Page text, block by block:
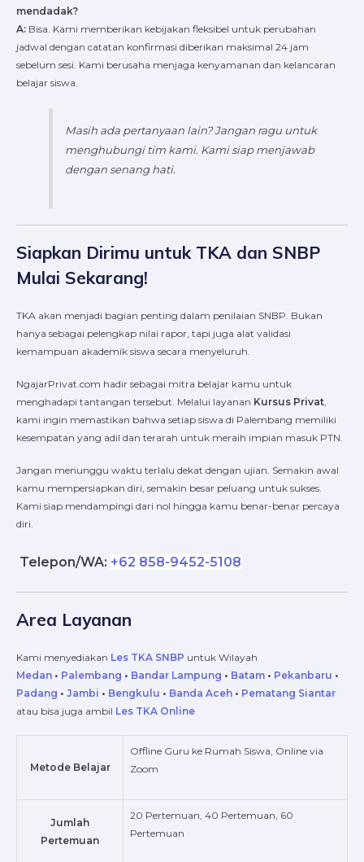
mendadak?
A: Bisa. Kami memberikan kebijakan fleksibel untuk perubahan
jadwal dengan catatan konfirmasi diberikan maksimal 24 jam
sebelum sesi. Kami berusaha menjaga kenyamanan dan kelancaran
belajar siswa.
Masih ada pertanyaan lain? Jangan ragu untuk
menghubungi tim kami. Kami siap menjawab
dengan senang hati.
Siapkan Dirimu untuk TKA dan SNBP
Mulai Sekarang!
TKA akan menjadi bagian penting dalam penilaian SNBP. Bukan
hanya sebagai pelengkap nilai rapor, tapi juga alat validasi
kemampuan akademik siswa secara menyeluruh.
NgajarPrivat.com hadir sebagai mitra belajar kamu untuk
menghadapi tantangan tersebut. Melalui layanan Kursus Privat
kami ingin memastikan bahwa setiap siswa di Palembang memiliki
kesempatan yang adil dan terarah untuk meraih impian masuk PTN.
Jangan menunggu waktu terlalu dekat dengan ujian. Semakin awal
kamu mempersiapkan diri, semakin besar peluang untuk sukses.
Kami siap mendampingi dari nol hingga kamu benar-benar percaya
diri.
Telepon/WA: +62 858-9452-5108
Area Layanan
Kami menyediakan Les TKA SNBP untuk Wilayah
Medan • Palembang • Bandar Lampung • Batam • Pekanbaru •
Padang • Jambi • Bengkulu • Banda Aceh • Pematang Siantar
atau bisa juga ambil Les TKA Online
Metode Belajar
Offline Guru ke Rumah Siswa, Online via
Zoom
Jumlah
Pertemuan
20 Pertemuan, 40 Pertemuan, 60
Pertemuan